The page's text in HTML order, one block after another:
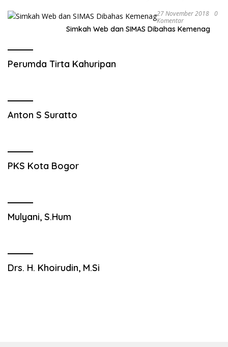
27 November 2018 0
Komentar
Simkah Web dan SIMAS Dibahas Kemenag
Perumda Tirta Kahuripan
Anton S Suratto
PKS Kota Bogor
Mulyani, S.Hum
Drs. H. Khoirudin, M.Si